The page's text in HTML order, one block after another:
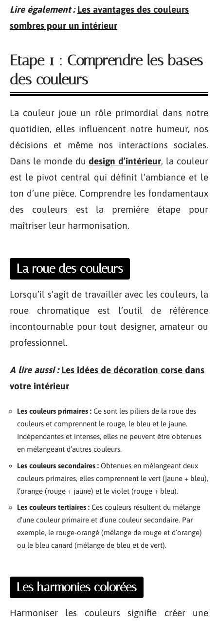
Lire également : Les avantages des couleurs
sombres pour un intérieur
Etape 1 : Comprendre les bases
des couleurs
La couleur joue un rôle primordial dans notre
quotidien, elles influencent notre humeur, nos
décisions et même nos interactions sociales.
Dans le monde dudesign d’intérieur, la couleur
est le pivot central qui définit l’ambiance et le
ton d’une pièce. Comprendre les fondamentaux
des couleurs est la première étape pour
maîtriser leur harmonisation.
La roue des couleurs
Lorsqu’il s’agit de travailler avec les couleurs, la
roue chromatique est l’outil de référence
incontournable pour tout designer, amateur ou
professionnel.
A lire aussi : Les idées de décoration corse dans
votre intérieur
Les couleurs primaires : Ce sont les piliers de la roue des
couleurs et comprennent le rouge, le bleu et le jaune.
Indépendantes et intenses, elles ne peuvent être obtenues
en mélangeant d’autres couleurs.
Les couleurs secondaires : Obtenues en mélangeant deux
couleurs primaires, elles comprennent le vert (jaune + bleu),
l’orange (rouge + jaune) et le violet (rouge + bleu).
Les couleurs tertiaires : Ces couleurs résultent du mélange
d’une couleur primaire et d’une couleur secondaire. Par
exemple, le rouge-orangé (mélange de rouge et d’orange)
ou le bleu canard (mélange de bleu et de vert).
Les harmonies colorées
Harmoniser les couleurs signifie créer une